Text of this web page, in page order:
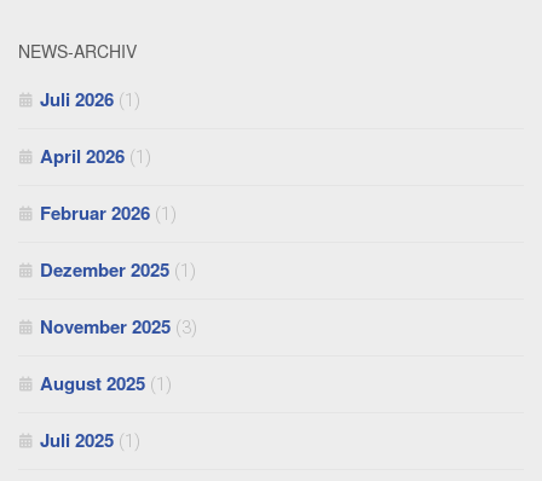
NEWS-ARCHIV
Juli 2026 (1)
April 2026 (1)
Februar 2026 (1)
Dezember 2025 (1)
November 2025 (3)
August 2025 (1)
Juli 2025 (1)